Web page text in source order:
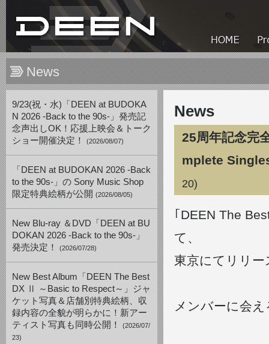
News
9/23(祝・水)「DEEN at BUDOKA
N 2026 -Back to the 90s-」発売記
念声出しOK！応援上映会＆トーク
ショー開催決定！
(2026/08/07)
「DEEN at BUDOKAN 2026 -Back
to the 90s-」の Sony Music Shop
限定特典絵柄が公開 (2026/08/05)
New Blu-ray ＆DVD「DEEN at BU
DOKAN 2026 -Back to the 90s-」
発売決定！
(2026/07/28)
New Best Album「DEEN The Best
DX Ⅱ ～Basic to Respect～」ジャ
ケット写真＆店舗別特典絵柄、収
録内容の全貌が明らかに！新アー
ティスト写真も同時公開！
(2026/07/
23)
News
25周年記念完
mplete
20)
｢DEEN The
て、
東京にてリリ
メンバーに会